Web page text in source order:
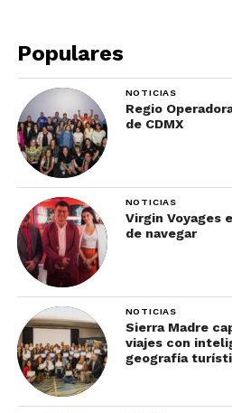
Se sugiere también ropa
antiderrapantes.
Está prohibido el uso de
linternas, celulares, cámaras
otro aparato que emita luz.
Se recomienda hacer silencio
mejor manera el avistamiento
Tlaxcala.
No es una actividad
pequeños ni adultos
del terreno.
Populares
NOTICIAS
Regio
de CDMX
NOTICIAS
Virgin Voyages
de navegar
NOTICIAS
Sierra Madre
viajes con
geografía